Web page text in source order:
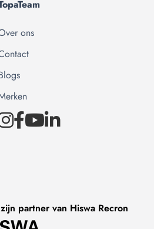
ons
partner van Hiswa Recron